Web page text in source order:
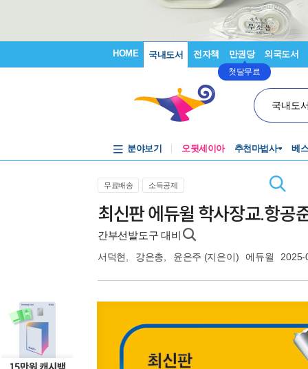
HOME 국내도서 전자책 만권당
첫달무료
외국도서
국내도
분야보기 오뒷세이아 추천마법사 베
무료배송 소득공제
최신판 에듀윌 학사장교.항공
간부선발도구 대비
서덕현 강은총 윤은주 (지은이) 에듀윌 2025-